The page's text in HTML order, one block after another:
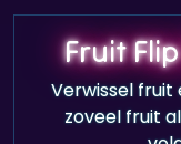
Fruit
Verwissel
zoveel fruit